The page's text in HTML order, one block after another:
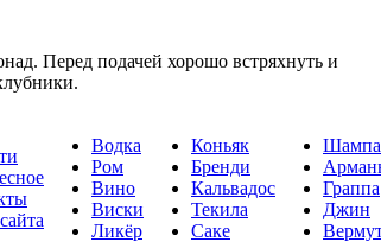
Перед подачей хорошо встряхнуть и
Водка
Ром
Вино
Виски
Ликёр
Коньяк
Бренди
Кальвадос
Текила
Саке
Граппа
Джин